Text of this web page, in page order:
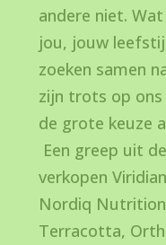
andere niet.
jou, jouw
zoeken samen
zijn trots op
de grote keuze
Een greep uit
verkopen
Nordiq
Terracotta,